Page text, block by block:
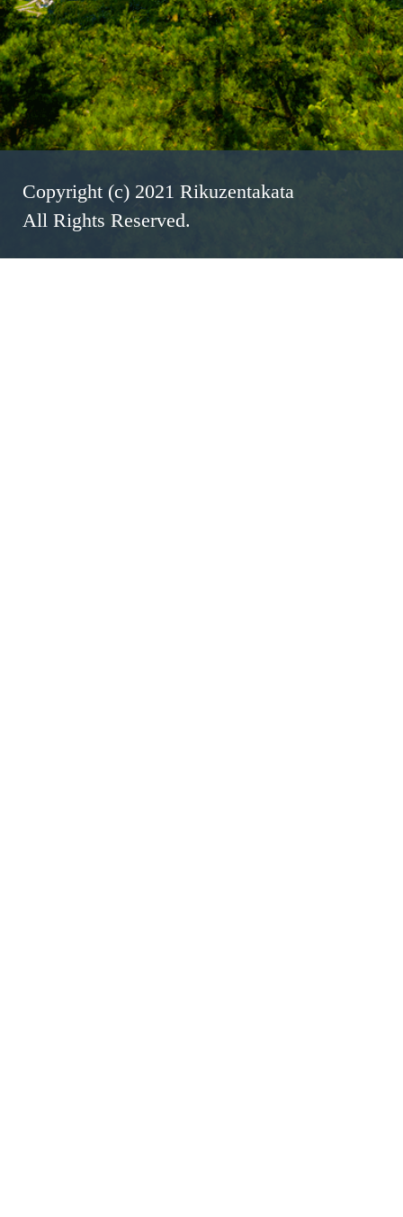
Copyright (c) 2021 Rikuzentakata
All Rights Reserved.